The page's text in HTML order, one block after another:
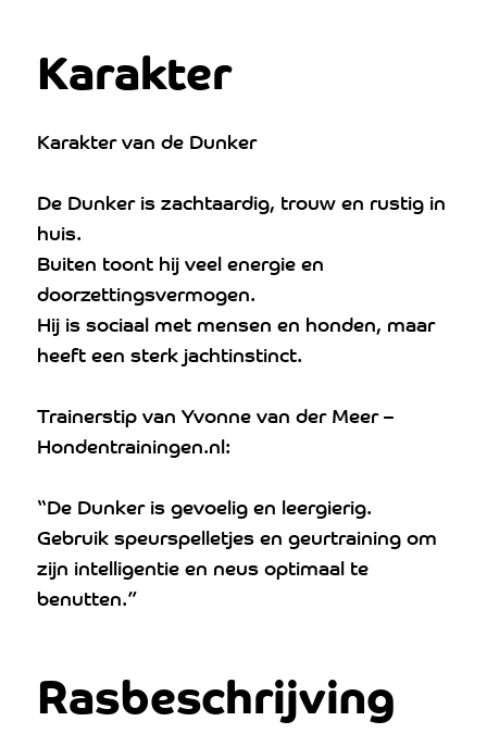
Karakter
Karakter van de Dunker
De Dunker is zachtaardig, trouw en rustig in
huis.
Buiten toont hij veel energie en
doorzettingsvermogen.
Hij is sociaal met mensen en honden, maar
heeft een sterk jachtinstinct.
Trainerstip van Yvonne van der Meer –
Hondentrainingen.nl:
“De Dunker is gevoelig en leergierig.
Gebruik speurspelletjes en geurtraining om
zijn intelligentie en neus optimaal te
benutten.”
Rasbeschrijving